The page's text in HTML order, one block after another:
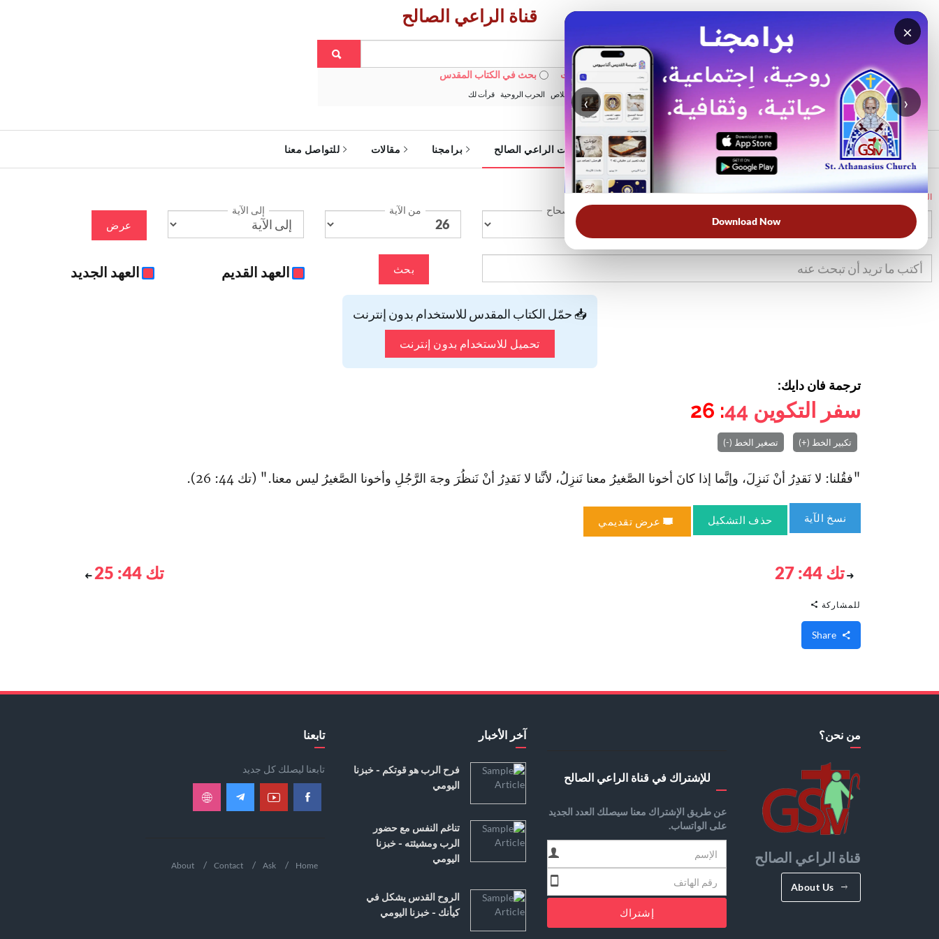
×
‹ ›
Download Now
قناة الراعي الصالح
بحث في الويبسايت بحث في الكتاب المقدس
الأكثر بحثًا: خبزنا اليومي الخلاص الحرب الروحية قرأت لك
الرئيسية خدمات الراعي الصالح برامجنا مقالات للتواصل معنا
الرئيسية
الإصحاح من الآية إلى الآية
عرض
بحث العهد القديم العهد الجديد
📥 حمّل الكتاب المقدس للاستخدام بدون إنترنت
تحميل للاستخدام بدون إنترنت
ترجمة فان دايك:
سفر التكوين 44
: 26
تكبير الخط (+) تصغير الخط (-)
"فقُلنا: لا نَقدِرُ أنْ نَنزِلَ، وإنَّما إذا كانَ أخونا الصَّغيرُ معنا نَنزِلُ، لأنَّنا لا نَقدِرُ أنْ نَنظُرَ وجهَ الرَّجُلِ وأخونا الصَّغيرُ ليس معنا." (تك 44: 26).
نسخ الآية حذف التشكيل عرض تقديمي
تك 44: 27 تك 44: 25
للمشاركة
من نحن؟
قناة الراعي الصالح
About Us
للإشتراك في قناة الراعي الصالح
عن طريق الإشتراك معنا سيصلك العدد الجديد
على الواتساب.
إشتراك
آخر الأخبار
فرح الرب هو قوتكم - خبزنا
اليومي
تناغم النفس مع حضور
الرب ومشيئته - خبزنا
اليومي
الروح القدس يشكل في
كيأنك - خبزنا اليومي
تابعنا
تابعنا ليصلك كل جديد
Home
Ask
Contact
About